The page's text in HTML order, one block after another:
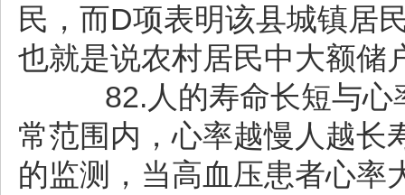
民，而D项表明该县城镇居
也就是说农村居民中大额储
82.人的寿命长短与心
常范围内，心率越慢人越长
的监测，当高血压患者心率